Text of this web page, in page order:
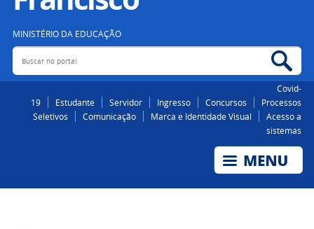
MINISTÉRIO DA EDUCAÇÃO
Buscar no portal
Covid-
19
Estudante Servidor Ingresso Concursos
Processos
Seletivos
Comunicação Marca e Identidade Visual
Acesso a
sistemas